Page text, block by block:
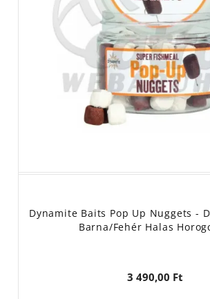
Dynamite Baits Pop Up Nuggets -
Barna/Fehér Halas
3 490,00 Ft